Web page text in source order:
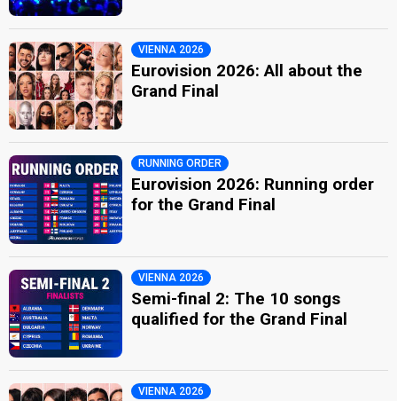
VIENNA 2026
Eurovision 2026: All about the
Grand Final
RUNNING ORDER
Eurovision 2026: Running order
for the Grand Final
VIENNA 2026
Semi-final 2: The 10 songs
qualified for the Grand Final
VIENNA 2026